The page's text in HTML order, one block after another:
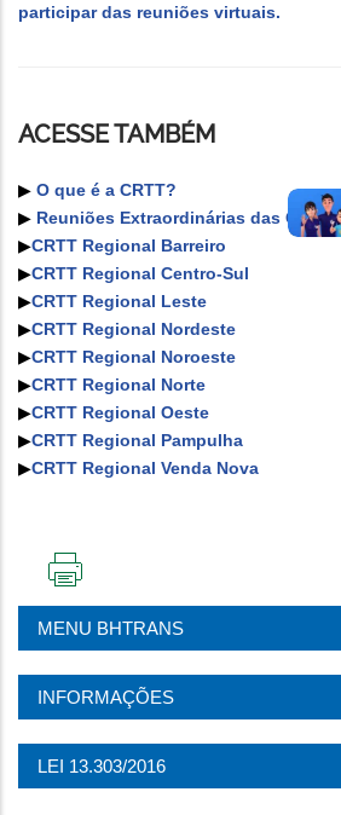
participar das reuniões virtuais.
ACESSE TAMBÉM
▶ O que é a CRTT?
▶ Reuniões Extraordinárias das CRTTs
▶CRTT Regional Barreiro
▶CRTT Regional Centro-Sul
▶CRTT Regional Leste
▶CRTT Regional Nordeste
▶CRTT Regional Noroeste
▶CRTT Regional Norte
▶CRTT Regional Oeste
▶CRTT Regional Pampulha
▶CRTT Regional Venda Nova
PÁGINA
MENU BHTRANS
INFORMAÇÕES
LEI 13.303/2016